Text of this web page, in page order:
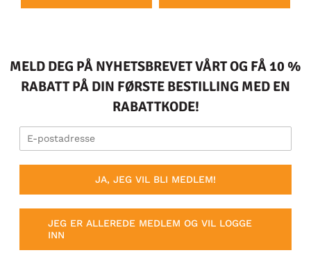
MELD DEG PÅ NYHETSBREVET VÅRT OG FÅ 10 %
RABATT PÅ DIN FØRSTE BESTILLING MED EN
RABATTKODE!
JA, JEG VIL BLI MEDLEM!
JEG ER ALLEREDE MEDLEM OG VIL LOGGE
INN